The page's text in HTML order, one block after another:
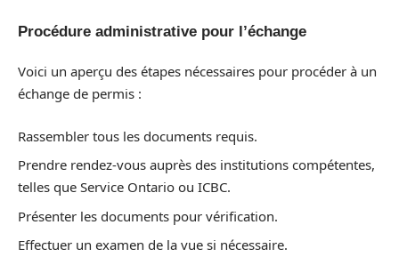
Procédure administrative pour l’échange
Voici un aperçu des étapes nécessaires pour procéder à un
échange de permis :
Rassembler tous les documents requis.
Prendre rendez-vous auprès des institutions compétentes,
telles que Service Ontario ou ICBC.
Présenter les documents pour vérification.
Effectuer un examen de la vue si nécessaire.